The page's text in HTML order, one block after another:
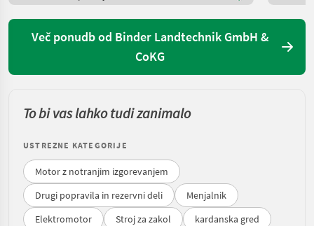
Več ponudb od Binder Landtechnik GmbH &
CoKG
To bi vas lahko tudi zanimalo
USTREZNE KATEGORIJE
Motor z notranjim izgorevanjem
Drugi popravila in rezervni deli
Menjalnik
Elektromotor
Stroj za zakol
kardanska gred